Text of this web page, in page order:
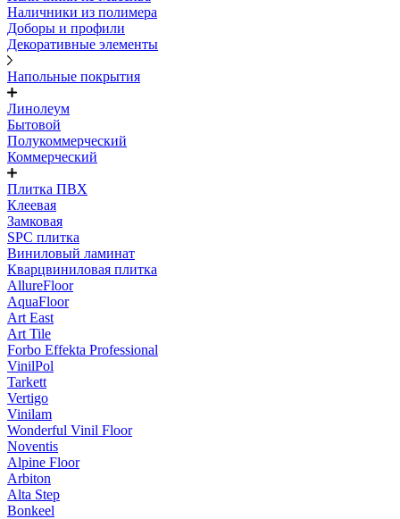
Наличники из полимера
Доборы и профили
Декоративные элементы
Напольные покрытия
Линолеум
Бытовой
Полукоммерческий
Коммерческий
Плитка ПВХ
Клеевая
Замковая
SPC плитка
Виниловый ламинат
Кварцвиниловая плитка
AllureFloor
AquaFloor
Art East
Art Tile
Forbo Effekta Professional
VinilPol
Tarkett
Vertigo
Vinilam
Wonderful Vinil Floor
Noventis
Alpine Floor
Arbiton
Alta Step
Bonkeel